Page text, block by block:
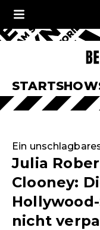
START
Ein
Julia
Clooney:
nicht